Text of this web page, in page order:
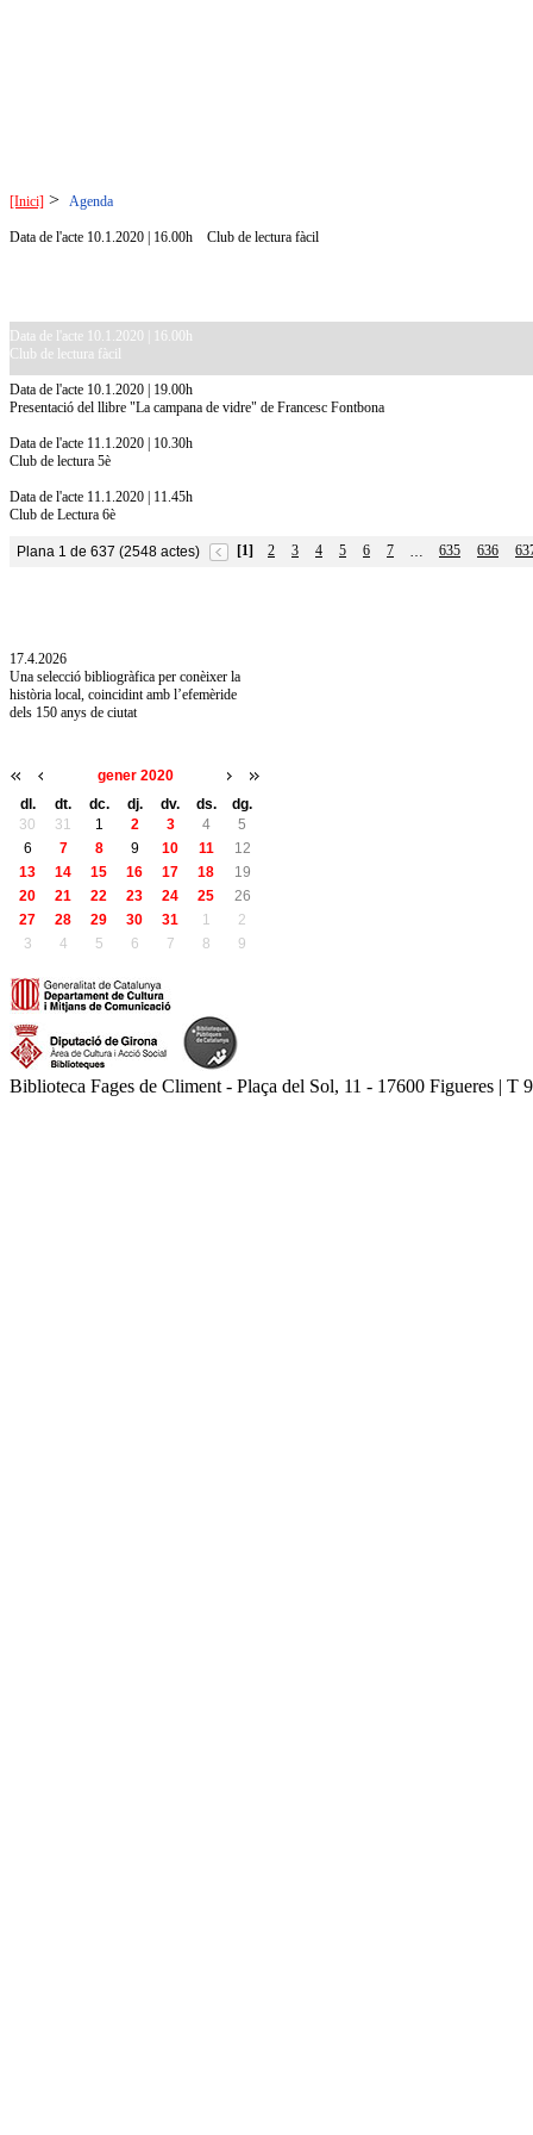
[Inici] > Agenda
Data de l'acte 10.1.2020 | 16.00h Club de lectura fàcil
Data de l'acte 10.1.2020 | 16.00h
Club de lectura fàcil
Data de l'acte 10.1.2020 | 19.00h
Presentació del llibre "La campana de vidre" de Francesc Fontbona
Data de l'acte 11.1.2020 | 10.30h
Club de lectura 5è
Data de l'acte 11.1.2020 | 11.45h
Club de Lectura 6è
Plana 1 de 637 (2548 actes) [1] 2 3 4 5 6 7 … 635 636
17.4.2026
Una selecció bibliogràfica per conèixer la
història local, coincidint amb l’efemèride
dels 150 anys de ciutat
gener 2020
dl.
dt. dc. dj. dv. ds.
dg.
30
31 1 2 3 4
5
6
7 8 9 10 11
12
13
14 15 16 17 18
19
20
21 22 23 24 25
26
27
28 29 30 31 1
2
3
4 5 6 7 8 9
Biblioteca Fages de Climent - Plaça del Sol, 11 - 17600 Figueres |